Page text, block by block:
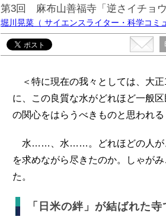
第3回 麻布山善福寺「逆さイチョウ
堀川晃菜 （ サイエンスライター・科学コミ
＜特に現在の我々としては、大
に、この良質な水がどれほど一般
の関心をはらうべきものと思われる
水……、水……。どれほどの人が、
を求めながら尽きたのか。しゃが
た。
「日米の絆」が結ばれた寺